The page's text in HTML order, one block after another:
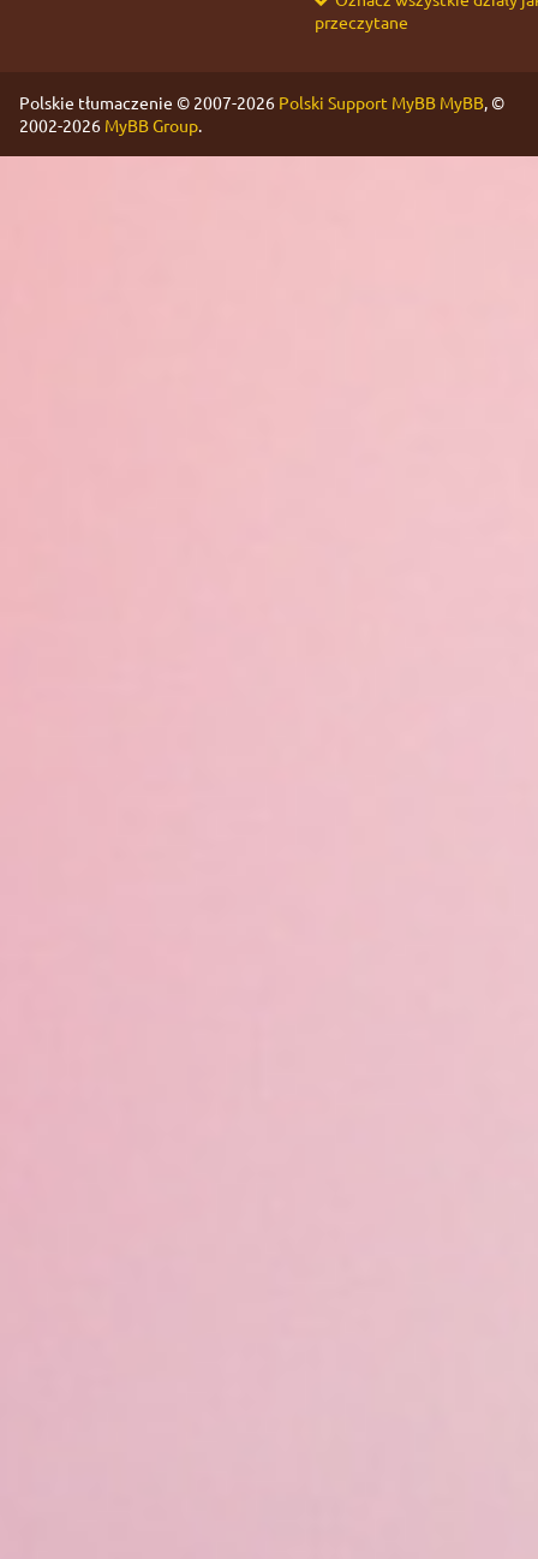
przeczytane
Polskie tłumaczenie © 2007-2026 Polski Support MyBB MyBB, ©
2002-2026 MyBB Group.